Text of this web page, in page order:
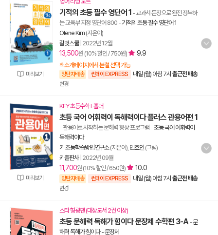
미리보기
기적의 초등 필수 영단어 1 - 교과서 문장으로 완전 정복하
는 교육부 지정 영단어 800 -기적의 초등 필수 영단어 1
Olene Kim (지은이)
길벗스쿨| 2022년 12월
13,500원 (10% 할인 / 750원) 9.9
책소개페이지에서 분철 선택 가능
양탄자배송 썬데이 EXPRESS 내일 (월) 아침 7시 출근전 배송
변경
미리보기
KEY 초등수학 L홀더
초등 국어 어휘력이 독해력이다 플러스 관용어편 1
- 관용어로 시작하는 문해력 향상 프로그램 -초등 국어 어휘력이
독해력이다
키 초등학습방법연구소(지은이), 민효인 (그림)
키출판사| 2022년 09월
11,700원 (10% 할인 / 650원) 10.0
양탄자배송 썬데이 EXPRESS 내일 (월) 아침 7시 출근전 배송
변경
스타 형광펜 (대상도서 2권 이상)
초등 문해력 독해가 힘이다 문장제 수학편 3-A-문
해력 독해가 힘이다 - 문장제